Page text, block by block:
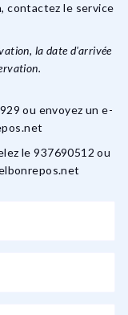
contactez le service
la date d'arrivée
ou envoyez un e-
le 937690512 ou